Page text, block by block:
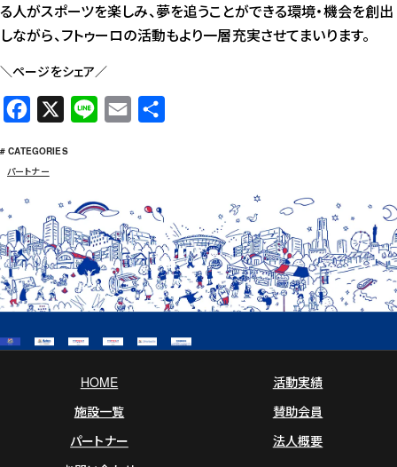
る人がスポーツを楽しみ、夢を追うことができる環境・機会を創出
しながら、フトゥーロの活動もより一層充実させてまいります。
＼ページをシェア／
c
o
o
k
X
l
# CATEGORIES
パートナー
HOME
活動実績
施設一覧
賛助会員
パートナー
法人概要